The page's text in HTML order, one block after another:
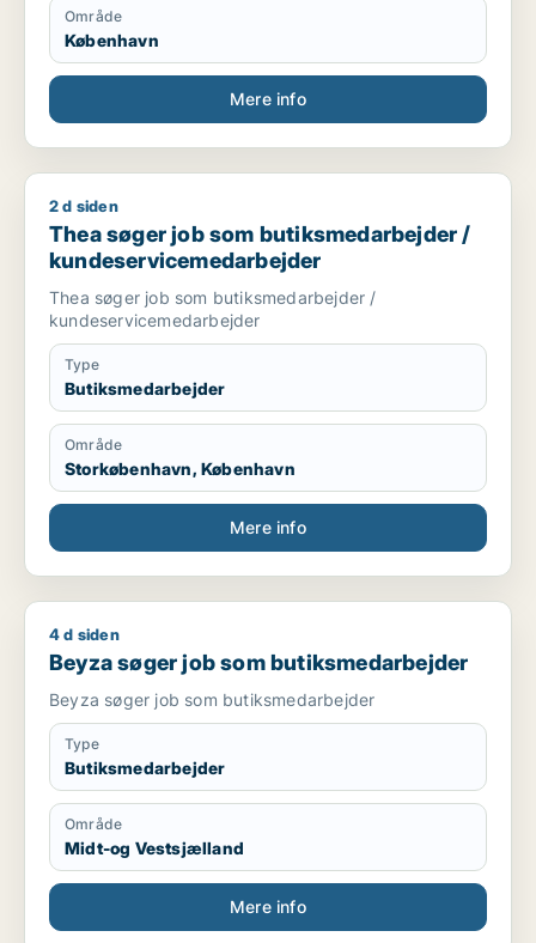
Område
København
Mere info
Thea søger job som butiksmedarbejder /
2 d siden
Thea søger job som butiksmedarbejder /
kundeservicemedarbejder
Thea søger job som butiksmedarbejder /
kundeservicemedarbejder
Type
Butiksmedarbejder
Område
Storkøbenhavn, København
Mere info
Beyza søger job som butiksmedarbejder
4 d siden
Beyza søger job som butiksmedarbejder
Beyza søger job som butiksmedarbejder
Type
Butiksmedarbejder
Område
Midt-og Vestsjælland
Mere info